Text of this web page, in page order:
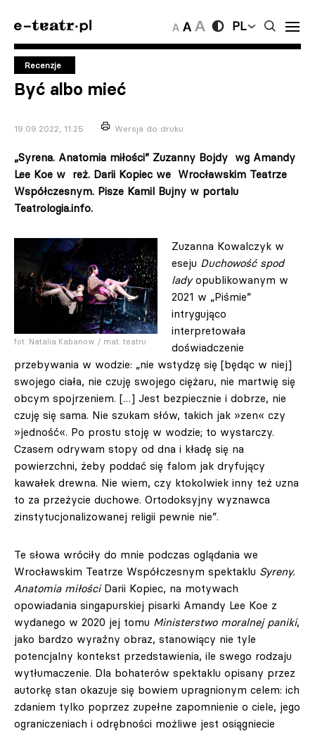
PL
Recenzje
Być albo mieć
19.09.2022, 11:25 Wersja do druku
„Syrena. Anatomia miłości” Zuzanny Bojdy wg Amandy
Lee Koe w reż. Darii Kopiec we Wrocławskim Teatrze
Współczesnym. Pisze Kamil Bujny w portalu
Teatrologia.info.
fot. Natalia Kabanow / mat. teatru
Zuzanna Kowalczyk w
eseju Duchowość spod
ladyopublikowanym w
2021 w „Piśmie”
intrygująco
interpretowała
doświadczenie
przebywania w wodzie: „nie wstydzę się [będąc w niej]
swojego ciała, nie czuję swojego ciężaru, nie martwię się
obcym spojrzeniem. […] Jest bezpiecznie i dobrze, nie
czuję się sama. Nie szukam słów, takich jak »zen« czy
»jedność«. Po prostu stoję w wodzie; to wystarczy.
Czasem odrywam stopy od dna i kładę się na
powierzchni, żeby poddać się falom jak dryfujący
kawałek drewna. Nie wiem, czy ktokolwiek inny też uzna
to za przeżycie duchowe. Ortodoksyjny wyznawca
zinstytucjonalizowanej religii pewnie nie”.
Te słowa wróciły do mnie podczas oglądania we
Wrocławskim Teatrze Współczesnym spektaklu Syreny.
Anatomia miłości Darii Kopiec, na motywach
opowiadania singapurskiej pisarki Amandy Lee Koe z
wydanego w 2020 jej tomu Ministerstwo moralnej paniki,
jako bardzo wyraźny obraz, stanowiący nie tyle
potencjalny kontekst przedstawienia, ile swego rodzaju
wytłumaczenie. Dla bohaterów spektaklu opisany przez
autorkę stan okazuje się bowiem upragnionym celem: ich
zdaniem tylko poprzez zupełne zapomnienie o ciele, jego
ograniczeniach i odrębności możliwe jest osiągniecie